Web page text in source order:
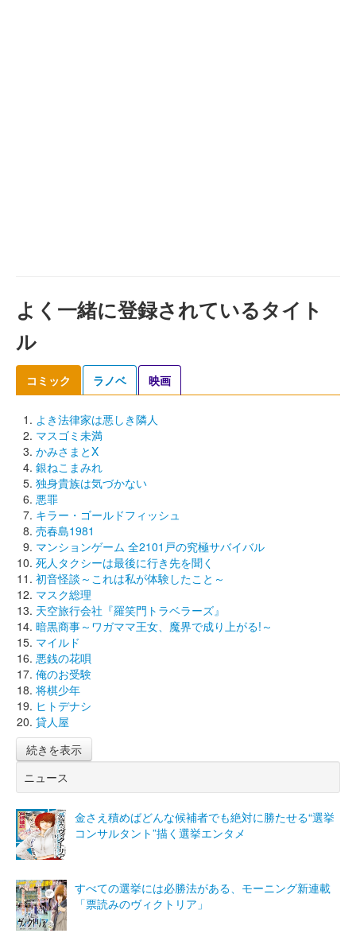
よく一緒に登録されているタイト
ル
コミック ラノベ 映画
よき法律家は悪しき隣人
マスゴミ未満
かみさまとX
銀ねこまみれ
独身貴族は気づかない
悪罪
キラー・ゴールドフィッシュ
売春島1981
マンションゲーム 全2101戸の究極サバイバル
死人タクシーは最後に行き先を聞く
初音怪談～これは私が体験したこと～
マスク総理
天空旅行会社『羅笑門トラベラーズ』
暗黒商事～ワガママ王女、魔界で成り上がる!～
マイルド
悪銭の花唄
俺のお受験
将棋少年
ヒトデナシ
貸人屋
続きを表示
ニュース
金さえ積めばどんな候補者でも絶対に勝たせる“選挙
コンサルタント”描く選挙エンタメ
すべての選挙には必勝法がある、モーニング新連載
「票読みのヴィクトリア」